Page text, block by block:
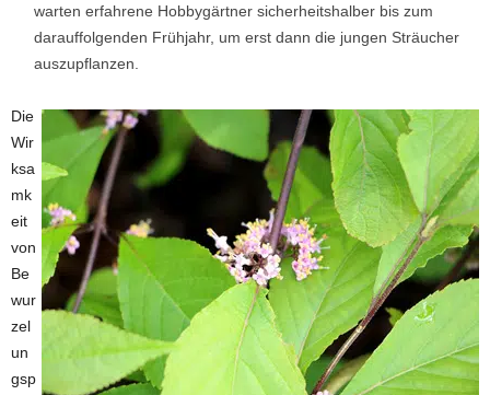
warten erfahrene Hobbygärtner sicherheitshalber bis zum
darauffolgenden Frühjahr, um erst dann die jungen Sträucher
auszupflanzen.
Die
Wir
ksa
mk
eit
von
Be
wur
zel
un
gsp